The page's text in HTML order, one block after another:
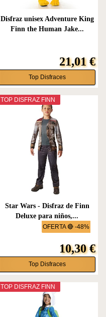
Disfraz unisex Adventure King
Finn the Human Jake...
21,01 €
Top Disfraces
OFERTA 🔴 -48%
TOP DISFRAZ FINN
Star Wars - Disfraz de Finn
Deluxe para niños,...
10,30 €
Top Disfraces
TOP DISFRAZ FINN